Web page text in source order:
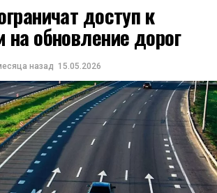
доступ к
на обновление дорог
назад 15.05.2026